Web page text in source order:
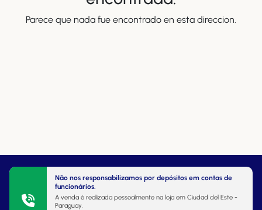
Parece que nada fue encontrado en esta direccion.
Não nos responsabilizamos por depósitos em contas de
funcionários.
A venda é realizada pessoalmente na loja em Ciudad del Este -
Paraguay.